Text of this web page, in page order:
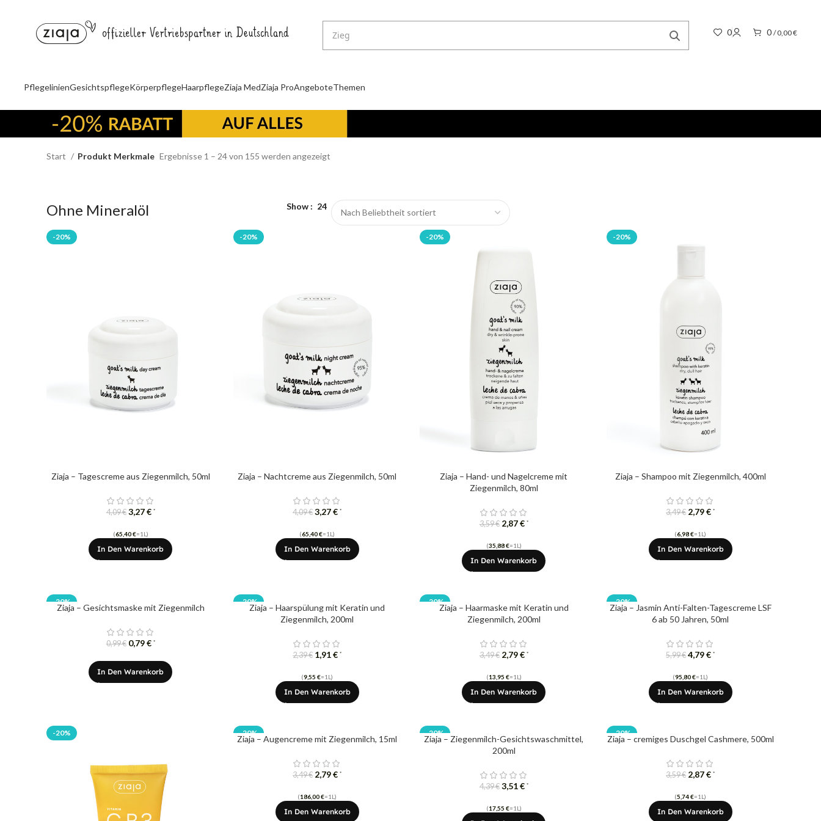
0 0/0,00€
PflegelinienGesichtspflegeKörperpflegeHaarpflegeZiaja MedZiaja ProAngeboteThemen
Start Produkt Merkmale Ergebnisse 1 – 24 von 155 werden angezeigt
Ohne Mineralöl Show 24
-20%
Ziaja – Tagescreme aus Ziegenmilch, 50ml
4,09€ 3,27€ *
(65,40€=1L)
In Den Warenkorb
-20%
Ziaja – Nachtcreme aus Ziegenmilch, 50ml
4,09€ 3,27€ *
(65,40€=1L)
In Den Warenkorb
-20%
Ziaja – Hand- und Nagelcreme mit
Ziegenmilch, 80ml
3,59€ 2,87€ *
(35,88€=1L)
In Den Warenkorb
-20%
Ziaja – Shampoo mit Ziegenmilch, 400ml
3,49€ 2,79€ *
(6,98€=1L)
In Den Warenkorb
-20%
Ziaja – Gesichtsmaske mit Ziegenmilch
0,99€ 0,79€ *
In Den Warenkorb
-20%
Ziaja – Haarspülung mit Keratin und
Ziegenmilch, 200ml
2,39€ 1,91€ *
(9,55€=1L)
In Den Warenkorb
-20%
Ziaja – Haarmaske mit Keratin und
Ziegenmilch, 200ml
3,49€ 2,79€ *
(13,95 €=1L)
In Den Warenkorb
-20%
Ziaja – Jasmin Anti-Falten-Tagescreme LSF
6 ab 50 Jahren, 50ml
5,99€ 4,79€ *
(95,80€=1L)
In Den Warenkorb
-20% -20%
Ziaja – Augencreme mit Ziegenmilch, 15ml
3,49€ 2,79€ *
(186,00€=1L)
In Den Warenkorb
-20%
Ziaja – Ziegenmilch-Gesichtswaschmittel,
200ml
4,39€ 3,51€ *
(17,55 €=1L)
-20%
Ziaja – cremiges Duschgel Cashmere, 500ml
3,59€ 2,87€ *
(5,74€=1L)
In Den Warenkorb